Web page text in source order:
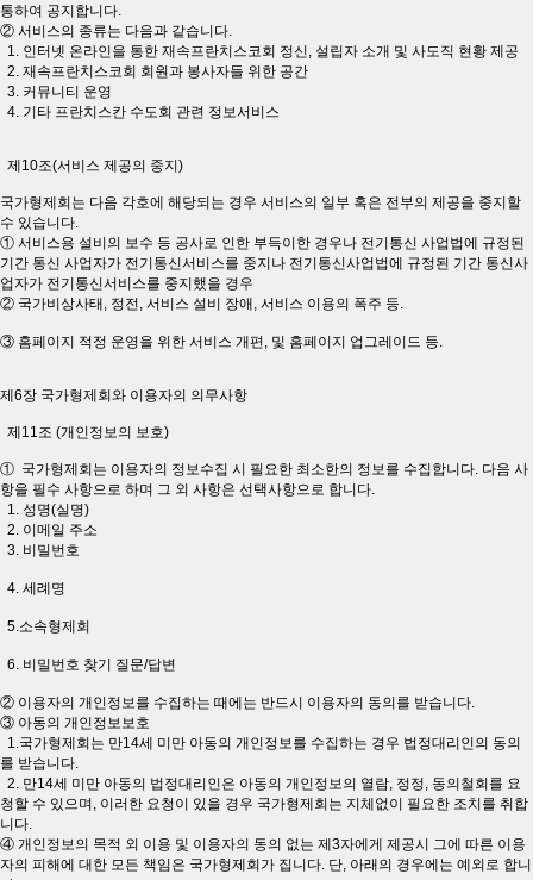
통하여 공지합니다.
② 서비스의 종류는 다음과 같습니다.
1. 인터넷 온라인을 통한 재속프란치스코회 정신, 설립자 소개 및 사도직 현황 제공
2. 재속프란치스코회 회원과 봉사자들 위한 공간
3. 커뮤니티 운영
4. 기타 프란치스칸 수도회 관련 정보서비스
제10조(서비스 제공의 중지)
국가형제회는 다음 각호에 해당되는 경우 서비스의 일부 혹은 전부의 제공을 중지할
수 있습니다.
① 서비스용 설비의 보수 등 공사로 인한 부득이한 경우나 전기통신 사업법에 규정된
기간 통신 사업자가 전기통신서비스를 중지나 전기통신사업법에 규정된 기간 통신사
업자가 전기통신서비스를 중지했을 경우
② 국가비상사태, 정전, 서비스 설비 장애, 서비스 이용의 폭주 등.
③ 홈페이지 적정 운영을 위한 서비스 개편, 및 홈페이지 업그레이드 등.
제6장 국가형제회와 이용자의 의무사항
제11조 (개인정보의 보호)
① 국가형제회는 이용자의 정보수집 시 필요한 최소한의 정보를 수집합니다. 다음 사
항을 필수 사항으로 하며 그 외 사항은 선택사항으로 합니다.
1. 성명(실명)
2. 이메일 주소
3. 비밀번호
4. 세례명
5.소속형제회
6. 비밀번호 찾기 질문/답변
② 이용자의 개인정보를 수집하는 때에는 반드시 이용자의 동의를 받습니다.
③ 아동의 개인정보보호
1.국가형제회는 만14세 미만 아동의 개인정보를 수집하는 경우 법정대리인의 동의
를 받습니다.
2. 만14세 미만 아동의 법정대리인은 아동의 개인정보의 열람, 정정, 동의철회를 요
청할 수 있으며, 이러한 요청이 있을 경우 국가형제회는 지체없이 필요한 조치를 취합
니다.
④ 개인정보의 목적 외 이용 및 이용자의 동의 없는 제3자에게 제공시 그에 따른 이용
자의 피해에 대한 모든 책임은 국가형제회가 집니다. 단, 아래의 경우에는 예외로 합니